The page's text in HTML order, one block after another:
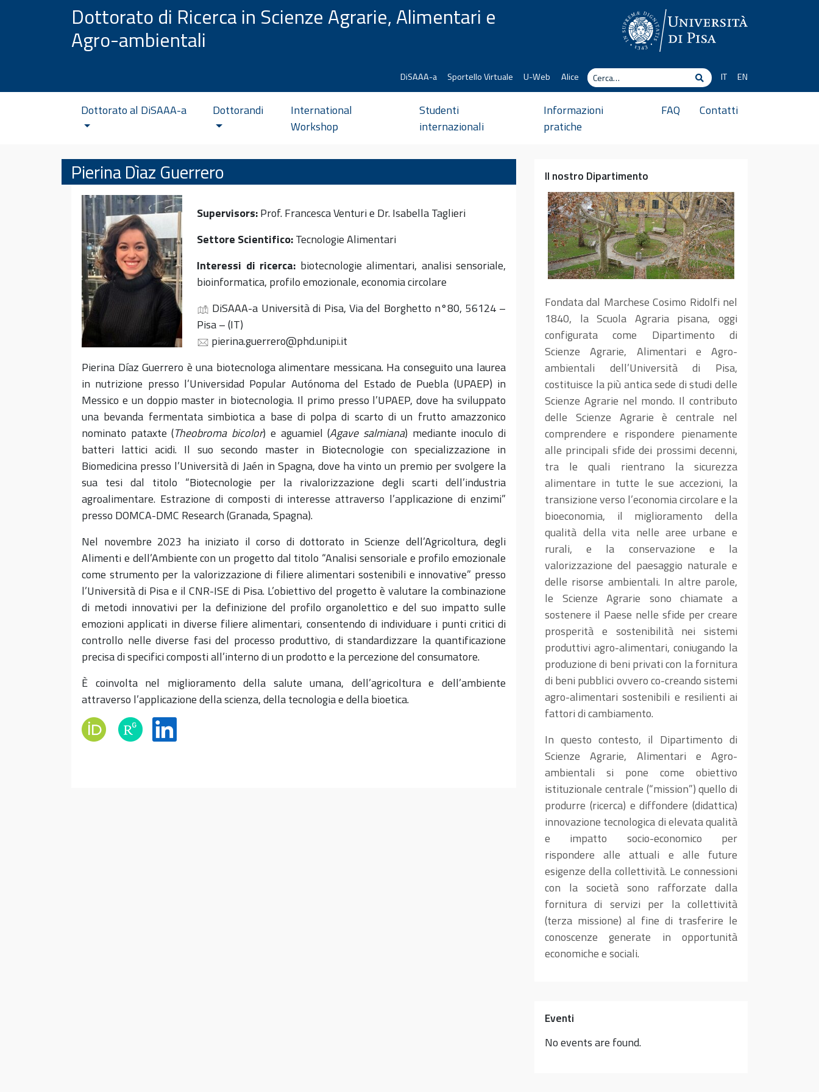
Vai al contenutoDottorato di Ricerca in Scienze Agrarie, Alimentari e
Agro-ambientali
DiSAAA-a Sportello Virtuale U-Web Alice
Cerca
CercaIT EN
Dottorato al DiSAAA-a Dottorandi
International
Workshop
Studenti
internazionali
Informazioni
pratiche
FAQ Contatti
Pierina Dìaz Guerrero
Supervisors:Prof. Francesca Venturi e Dr. Isabella Taglieri
Settore Scientifico:Tecnologie Alimentari
Interessi di ricerca: biotecnologie alimentari, analisi sensoriale,
bioinformatica, profilo emozionale, economia circolare
DiSAAA-a Università di Pisa, Via del Borghetto n°80, 56124 –
Pisa – (IT)
pierina.guerrero@phd.unipi.it
Pierina Díaz Guerrero è una biotecnologa alimentare messicana. Ha conseguito una laurea
in nutrizione presso l’Universidad Popular Autónoma del Estado de Puebla (UPAEP) in
Messico e un doppio master in biotecnologia. Il primo presso l’UPAEP, dove ha sviluppato
una bevanda fermentata simbiotica a base di polpa di scarto di un frutto amazzonico
nominato pataxte (Theobroma bicolor) e aguamiel (Agave salmiana) mediante inoculo di
batteri lattici acidi. Il suo secondo master in Biotecnologie con specializzazione in
Biomedicina presso l’Università di Jaén in Spagna, dove ha vinto un premio per svolgere la
sua tesi dal titolo “Biotecnologie per la rivalorizzazione degli scarti dell’industria
agroalimentare. Estrazione di composti di interesse attraverso l’applicazione di enzimi”
presso DOMCA-DMC Research (Granada, Spagna).
Nel novembre 2023 ha iniziato il corso di dottorato in Scienze dell’Agricoltura, degli
Alimenti e dell’Ambiente con un progetto dal titolo “Analisi sensoriale e profilo emozionale
come strumento per la valorizzazione di filiere alimentari sostenibili e innovative” presso
l’Università di Pisa e il CNR-ISE di Pisa. L’obiettivo del progetto è valutare la combinazione
di metodi innovativi per la definizione del profilo organolettico e del suo impatto sulle
emozioni applicati in diverse filiere alimentari, consentendo di individuare i punti critici di
controllo nelle diverse fasi del processo produttivo, di standardizzare la quantificazione
precisa di specifici composti all’interno di un prodotto e la percezione del consumatore.
È coinvolta nel miglioramento della salute umana, dell’agricoltura e dell’ambiente
attraverso l’applicazione della scienza, della tecnologia e della bioetica.
Il nostro Dipartimento
Fondata dal Marchese Cosimo Ridolfi nel
1840, la Scuola Agraria pisana, oggi
configurata come Dipartimento di
Scienze Agrarie, Alimentari e Agro-
ambientali dell’Università di Pisa,
costituisce la più antica sede di studi delle
Scienze Agrarie nel mondo. Il contributo
delle Scienze Agrarie è centrale nel
comprendere e rispondere pienamente
alle principali sfide dei prossimi decenni,
tra le quali rientrano la sicurezza
alimentare in tutte le sue accezioni, la
transizione verso l’economia circolare e la
bioeconomia, il miglioramento della
qualità della vita nelle aree urbane e
rurali, e la conservazione e la
valorizzazione del paesaggio naturale e
delle risorse ambientali. In altre parole,
le Scienze Agrarie sono chiamate a
sostenere il Paese nelle sfide per creare
prosperità e sostenibilità nei sistemi
produttivi agro-alimentari, coniugando la
produzione di beni privati con la fornitura
di beni pubblici ovvero co-creando sistemi
agro-alimentari sostenibili e resilienti ai
fattori di cambiamento.
In questo contesto, il Dipartimento di
Scienze Agrarie, Alimentari e Agro-
ambientali si pone come obiettivo
istituzionale centrale (“mission”) quello di
produrre (ricerca) e diffondere (didattica)
innovazione tecnologica di elevata qualità
e impatto socio-economico per
rispondere alle attuali e alle future
esigenze della collettività. Le connessioni
con la società sono rafforzate dalla
fornitura di servizi per la collettività
(terza missione) al fine di trasferire le
conoscenze generate in opportunità
economiche e sociali.
Eventi
No events are found.